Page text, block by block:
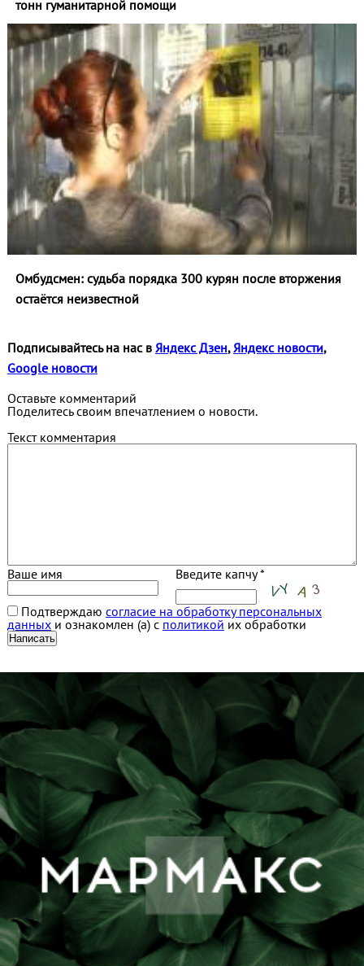
тонн гуманитарной помощи
Омбудсмен: судьба порядка 300 курян после вторжения
остаётся неизвестной
Подписывайтесь на нас в Яндекс Дзен,Яндекс новости,
Google новости
Оставьте комментарий
Поделитесь своим впечатлением о новости.
Текст комментария
Ваше имя Введите капчу *
Подтверждаю согласие на обработку персональных
данныхи ознакомлен (а) с политикой их обработки